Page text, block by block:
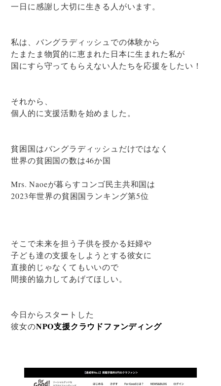
一日に感謝し大切に生きる人がいます。
私は、バングラディッシュでの体験から
たまたま物質的に恵まれた日本に生まれた私が
国にすら守ってもらえない人たちを応援をしたい！
それから、
個人的に支援活動を始めました。
貧困国はバングラディッシュだけではなく
世界の貧困国の数は46か国
Mrs. Naoeが暮らすコンゴ民主共和国は
2023年世界の貧困国ランキング第5位
そこで未来を担う子供を授かる妊婦や
子ども達の支援をしようとする彼女に
直接的じゃなくてもいいので
間接的協力してあげてほしい。
今日からスタートした
彼女のNPO支援クラウドファンディング